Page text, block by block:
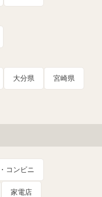
大分県 宮崎県
コンビニ
家電店